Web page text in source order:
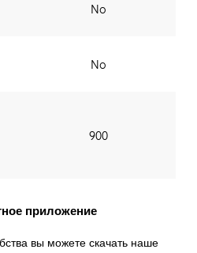
No
No
900
приложение
вы можете скачать наше